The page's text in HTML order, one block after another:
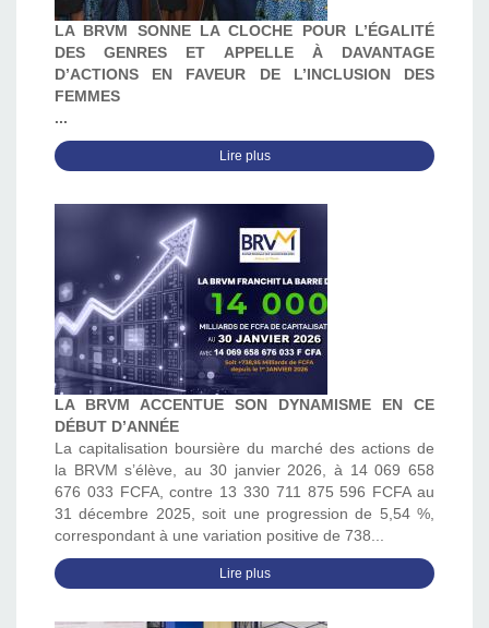
LA BRVM SONNE LA CLOCHE POUR L’ÉGALITÉ
DES GENRES ET APPELLE À DAVANTAGE
D’ACTIONS EN FAVEUR DE L’INCLUSION DES
FEMMES
...
Lire plus
LA BRVM ACCENTUE SON DYNAMISME EN CE
DÉBUT D’ANNÉE
La capitalisation boursière du marché des actions de
la BRVM s’élève, au 30 janvier 2026, à 14 069 658
676 033 FCFA, contre 13 330 711 875 596 FCFA au
31 décembre 2025, soit une progression de 5,54 %,
correspondant à une variation positive de 738...
Lire plus